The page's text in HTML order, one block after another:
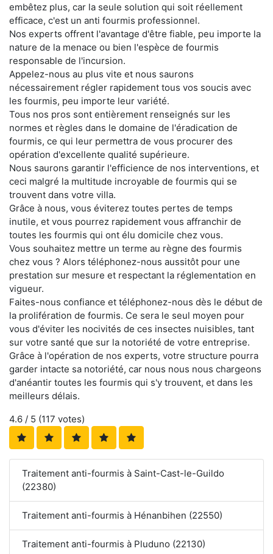
embêtez plus, car la seule solution qui soit réellement
efficace, c'est un anti fourmis professionnel.
Nos experts offrent l'avantage d'être fiable, peu importe la
nature de la menace ou bien l'espèce de fourmis
responsable de l'incursion.
Appelez-nous au plus vite et nous saurons
nécessairement régler rapidement tous vos soucis avec
les fourmis, peu importe leur variété.
Tous nos pros sont entièrement renseignés sur les
normes et règles dans le domaine de l'éradication de
fourmis, ce qui leur permettra de vous procurer des
opération d'excellente qualité supérieure.
Nous saurons garantir l'efficience de nos interventions, et
ceci malgré la multitude incroyable de fourmis qui se
trouvent dans votre villa.
Grâce à nous, vous éviterez toutes pertes de temps
inutile, et vous pourrez rapidement vous affranchir de
toutes les fourmis qui ont élu domicile chez vous.
Vous souhaitez mettre un terme au règne des fourmis
chez vous ? Alors téléphonez-nous aussitôt pour une
prestation sur mesure et respectant la réglementation en
vigueur.
Faites-nous confiance et téléphonez-nous dès le début de
la prolifération de fourmis. Ce sera le seul moyen pour
vous d'éviter les nocivités de ces insectes nuisibles, tant
sur votre santé que sur la notoriété de votre entreprise.
Grâce à l'opération de nos experts, votre structure pourra
garder intacte sa notoriété, car nous nous nous chargeons
d'anéantir toutes les fourmis qui s'y trouvent, et dans les
meilleurs délais.
4.6 / 5 (117 votes)
Traitement anti-fourmis à Saint-Cast-le-Guildo
(22380)
Traitement anti-fourmis à Hénanbihen (22550)
Traitement anti-fourmis à Pluduno (22130)